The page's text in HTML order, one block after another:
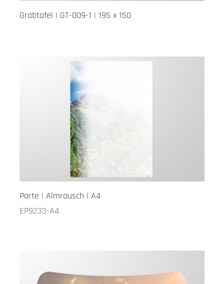
Grabtafel | GT-009-1 | 195 x 150
Parte | Almrausch | A4
EP9233-A4